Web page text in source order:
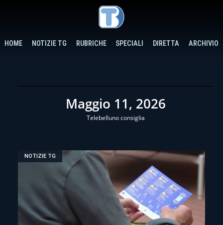
HOME NOTIZIE TG RUBRICHE SPECIALI DIRETTA ARCHIVIO
Maggio 11, 2026
Telebelluno consiglia
NOTIZIE TG